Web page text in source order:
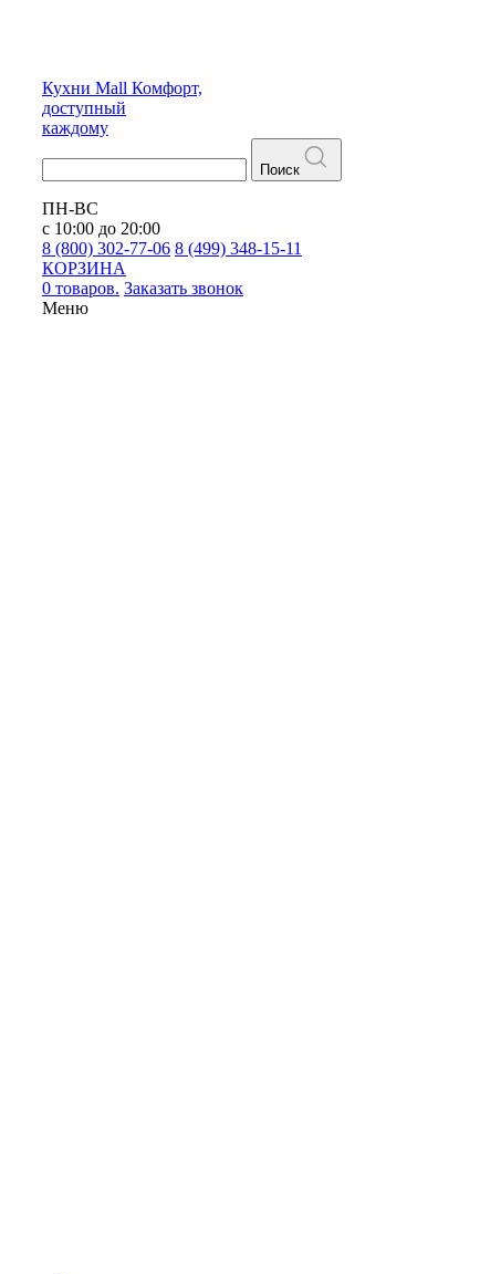
Кухни Mall Комфорт,
доступный
каждому
Поиск
ПН-ВС
с 10:00 до 20:00
8 (800) 302-77-06 8 (499) 348-15-11
КОРЗИНА
0 товаров. Заказать звонок
Меню